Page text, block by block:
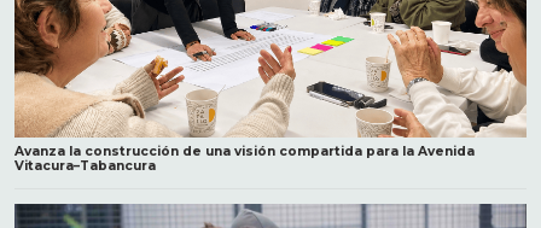
Avanza la construcción de una visión compartida para la Avenida
Vitacura–Tabancura